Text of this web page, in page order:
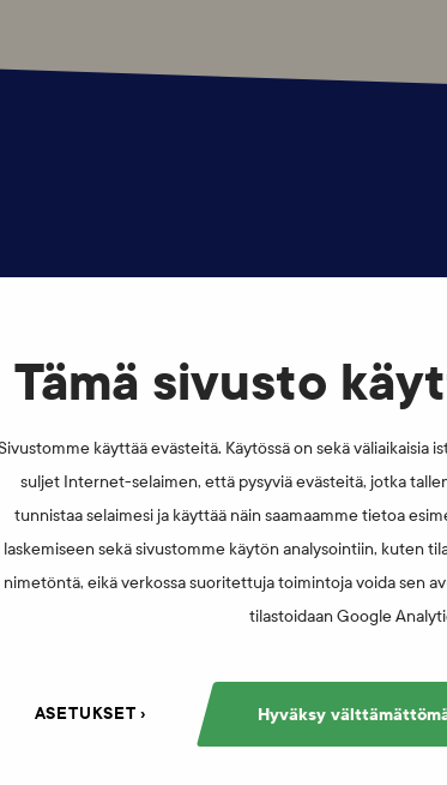
Tämä sivusto
käyttää evästeitä. Käytössä on sekä
suljet Internet-selaimen, että pysyviä evästeitä, jotka
tunnistaa selaimesi ja käyttää näin saamaamme tietoa
laskemiseen sekä sivustomme käytön analysointiin, kuten
nimetöntä, eikä verkossa suoritettuja toimintoja voida sen
tilastoidaan Google
Hyväksy
ASETUKSET
tai sarjastasi tai pyydä muita pelaamaan puolestasi.
joukkueestasi tai itsestäsi.
rikkomuksesta lajiliitollesi, pelaajayhdistyksellesi, SUEKille
rangaistavaa.
lähetetyt tekstiviestit tai sähköpostit. Voit säilyttää
avulla.